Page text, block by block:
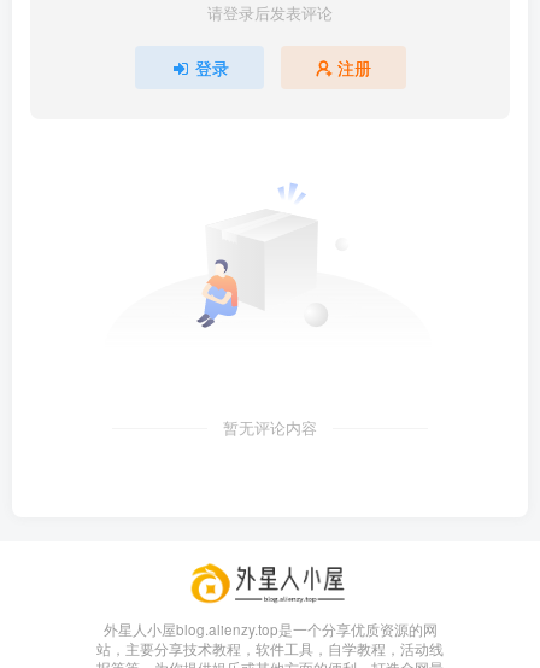
请登录后发表评论
登录 注册
暂无评论内容
外星人小屋blog.alienzy.top是一个分享优质资源的网
站，主要分享技术教程，软件工具，自学教程，活动线